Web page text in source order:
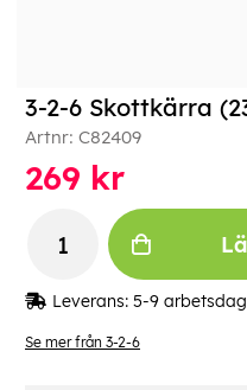
Se mer från 3-2-6
3-2-6 Skottkärra
Artnr: C82409
269 kr
Leverans: 5-9